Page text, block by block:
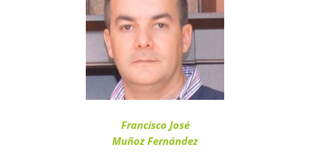
Francisco José
Muñoz Fernández